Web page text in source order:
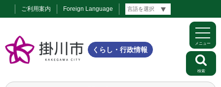
ご利用案内 Foreign Language
くらし・行政情報
メニュー
検索